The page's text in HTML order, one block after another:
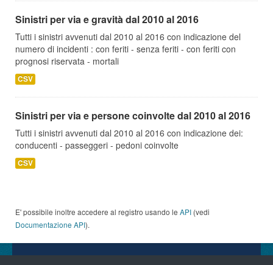
Sinistri per via e gravità dal 2010 al 2016
Tutti i sinistri avvenuti dal 2010 al 2016 con indicazione del
numero di incidenti : con feriti - senza feriti - con feriti con
prognosi riservata - mortali
CSV
Sinistri per via e persone coinvolte dal 2010 al 2016
Tutti i sinistri avvenuti dal 2010 al 2016 con indicazione dei:
conducenti - passeggeri - pedoni coinvolte
CSV
E' possibile inoltre accedere al registro usando le API (vedi
Documentazione API).